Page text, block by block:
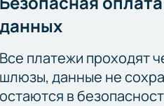
данных
Все платежи проходят
шлюзы, данные не
остаются в